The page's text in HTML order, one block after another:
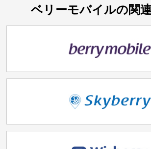
ベリーモバイルの関